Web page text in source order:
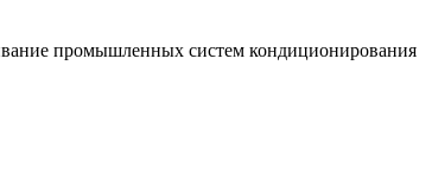
промышленных систем кондиционирования